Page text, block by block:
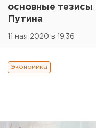
основные тезисы
Путина
11 мая 2020 в 19:36
Экономика